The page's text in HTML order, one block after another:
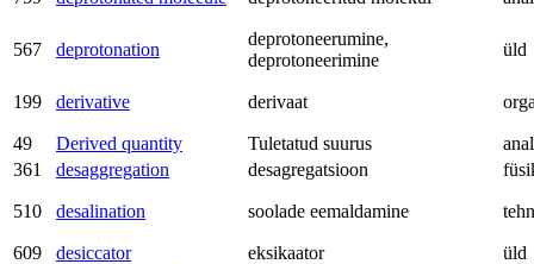
567 deprotonation
deprotoneerumine,
deprotoneerimine
üld
199 derivative derivaat
49 Derived quantity Tuletatud suurus
361
desaggregation desagregatsioon
510 desalination soolade eemaldamine
609 desiccator eksikaator
üld